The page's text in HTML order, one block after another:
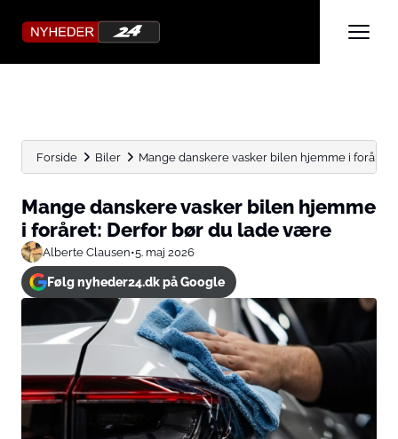
Forside Biler Mange danskere vasker bilen hjemme i foråret:
Mange danskere vasker bilen hjemme
i foråret: Derfor bør du lade være
Alberte Clausen•5. maj 2026
Følg nyheder24.dk på Google